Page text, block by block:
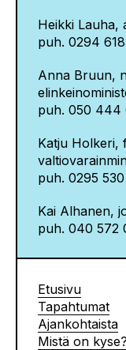
Heikki Lauha,
puh. 0294
Anna Bruun,
puh. 050 444
Katju Holkeri,
puh. 0295
Kai Alhanen,
puh. 040 572
Etusivu
Tapahtumat
Ajankohtaista
Mistä on kyse?